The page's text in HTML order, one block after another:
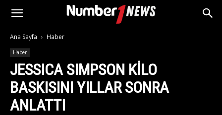
Ana Sayfa Haber
Haber
JESSICA SIMPSON KİLO
BASKISINI YILLAR SONRA
ANLATTI